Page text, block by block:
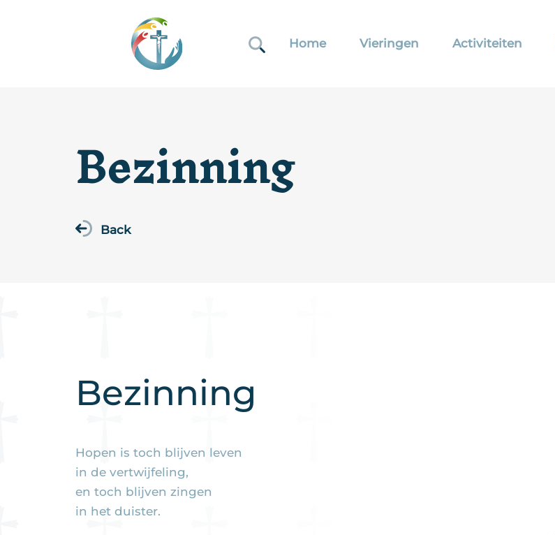
Home Vieringen Activiteiten
Bezinning
Back
Bezinning
Hopen is toch blijven leven
in de vertwijfeling,
en toch blijven zingen
in het duister.